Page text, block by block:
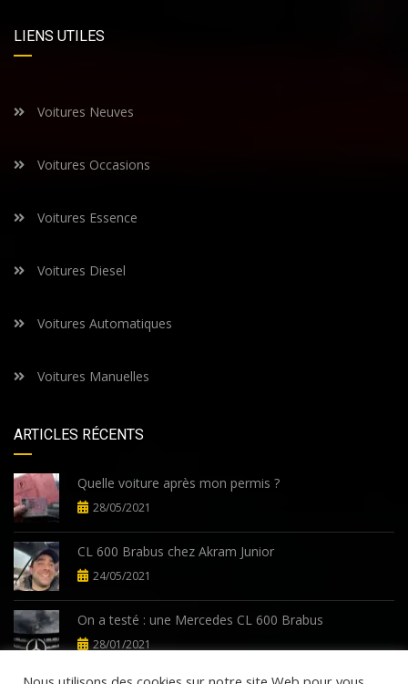
LIENS UTILES
Voitures Neuves
Voitures Occasions
Voitures Essence
Voitures Diesel
Voitures Automatiques
Voitures Manuelles
ARTICLES RÉCENTS
Quelle voiture après mon permis ?
28/05/2021
CL 600 Brabus chez Akram Junior
24/05/2021
On a testé : une Mercedes CL 600 Brabus
28/01/2021